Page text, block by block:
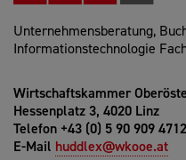
Unternehmensberatung,
Informationstechnologie
Wirtschaftskammer
Hessenplatz 3, 4020 Linz
Telefon +43 (0) 5 90 909 4712
E-Mail huddlex@wkooe.at